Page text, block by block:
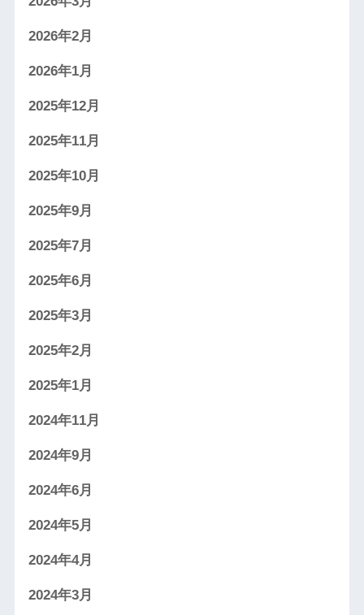
2026年2月
2026年1月
2025年12月
2025年11月
2025年10月
2025年9月
2025年7月
2025年6月
2025年3月
2025年2月
2025年1月
2024年11月
2024年9月
2024年6月
2024年5月
2024年4月
2024年3月